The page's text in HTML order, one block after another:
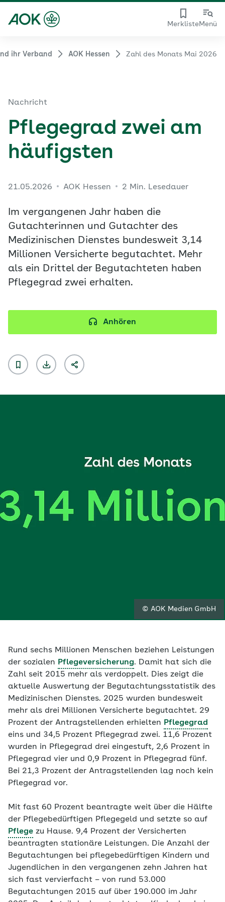
MerklisteMenü
ihr Verband AOK Hessen Zahl des Monats Mai 2026
Nachricht
Pflegegrad zwei am
häufigsten
21.05.2026 AOK Hessen 2 Min. Lesedauer
Im vergangenen Jahr haben die
Gutachterinnen und Gutachter des
Medizinischen Dienstes bundesweit 3,14
Millionen Versicherte begutachtet. Mehr
als ein Drittel der Begutachteten haben
Pflegegrad zwei erhalten.
Anhören
© AOK Medien GmbH
Rund sechs Millionen Menschen beziehen Leistungen
der sozialen Pflegeversicherung. Damit hat sich die
Zahl seit 2015 mehr als verdoppelt. Dies zeigt die
aktuelle Auswertung der Begutachtungsstatistik des
Medizinischen Dienstes. 2025 wurden bundesweit
mehr als drei Millionen Versicherte begutachtet. 29
Prozent der Antragstellenden erhielten Pflegegrad
eins und 34,5 Prozent Pflegegrad zwei. 11,6 Prozent
wurden in Pflegegrad drei eingestuft, 2,6 Prozent in
Pflegegrad vier und 0,9 Prozent in Pflegegrad fünf.
Bei 21,3 Prozent der Antragstellenden lag noch kein
Pflegegrad vor.
Mit fast 60 Prozent beantragte weit über die Hälfte
der Pflegebedürftigen Pflegegeld und setzte so auf
Pflege zu Hause. 9,4 Prozent der Versicherten
beantragten stationäre Leistungen. Die Anzahl der
Begutachtungen bei pflegebedürftigen Kindern und
Jugendlichen in den vergangenen zehn Jahren hat
sich fast vervierfacht – von rund 53.000
Begutachtungen 2015 auf über 190.000 im Jahr